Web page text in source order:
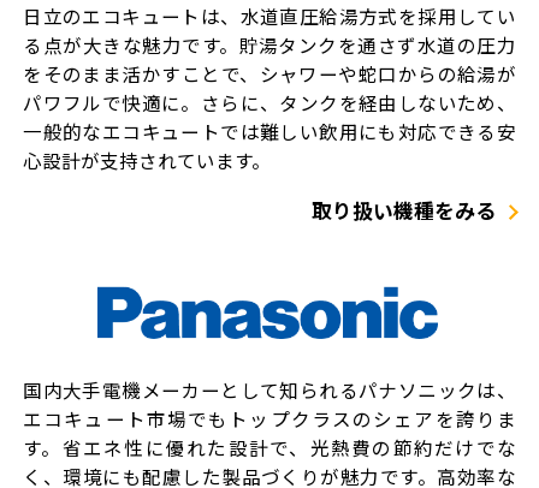
日立のエコキュートは、水道直圧給湯方式を採用してい
る点が大きな魅力です。貯湯タンクを通さず水道の圧力
をそのまま活かすことで、シャワーや蛇口からの給湯が
パワフルで快適に。さらに、タンクを経由しないため、
一般的なエコキュートでは難しい飲用にも対応できる安
心設計が支持されています。
取り扱い機種をみる
国内大手電機メーカーとして知られるパナソニックは、
エコキュート市場でもトップクラスのシェアを誇りま
す。省エネ性に優れた設計で、光熱費の節約だけでな
く、環境にも配慮した製品づくりが魅力です。高効率な